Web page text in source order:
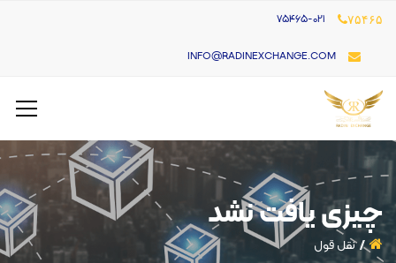
۷۵۴۶۵
INFO@RADINEXCHANGE.COM
چیزی یافت نشد
نقل قول